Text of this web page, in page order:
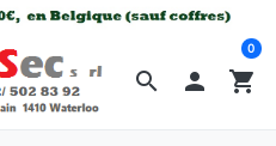
search  shopping_cart
0